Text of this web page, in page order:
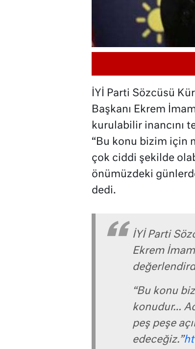
İYİ Parti Sözcüsü
Başkanı Ekrem
kurulabilir inancını
“Bu konu bizim için
çok ciddi şekilde
önümüzdeki
dedi.
İYİ Parti
Ekrem
“Bu konu
konudur…
peş peşe
edeceğiz.”